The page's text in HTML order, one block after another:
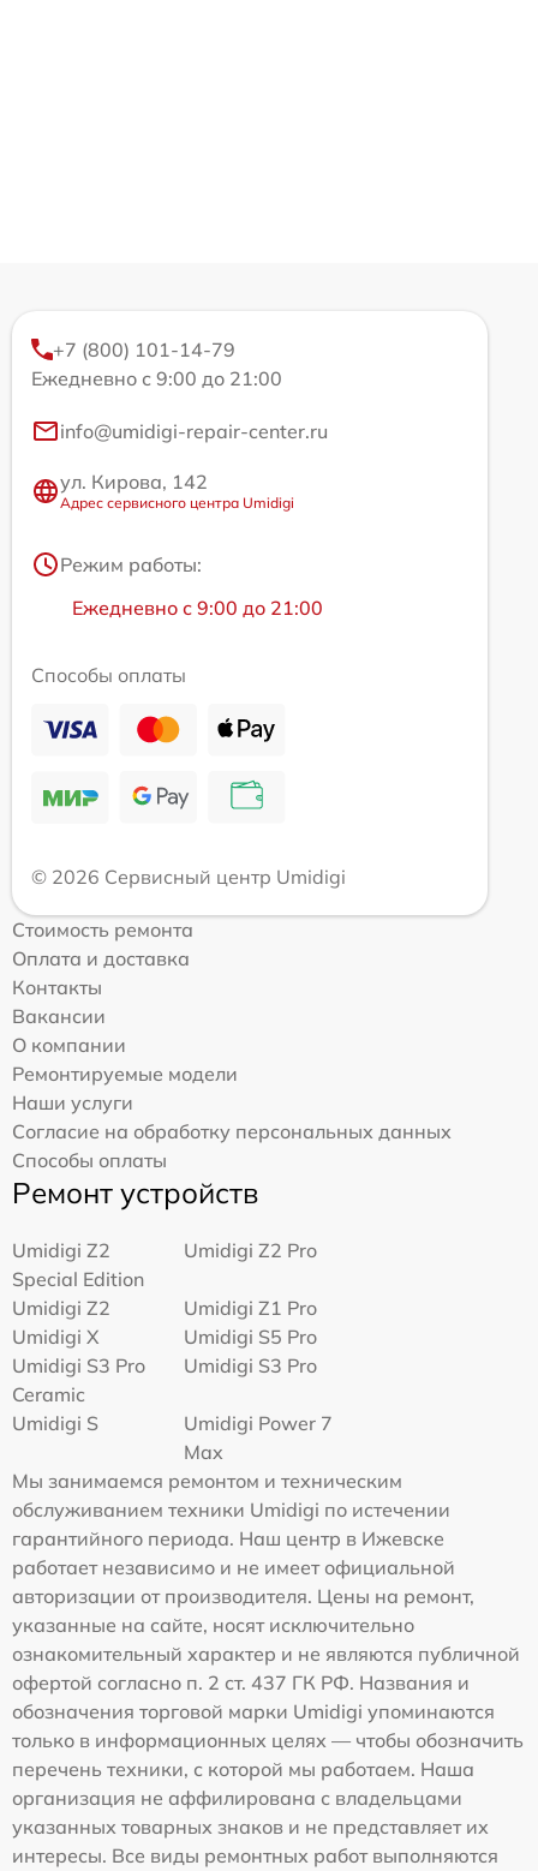
+7 (800) 101-14-79
Ежедневно с 9:00 до 21:00
info@umidigi-repair-center.ru
ул. Кирова, 142
Адрес сервисного центра Umidigi
Режим работы:
Ежедневно с 9:00 до 21:00
Способы оплаты
© 2026 Сервисный центр Umidigi
Стоимость ремонта
Оплата и доставка
Контакты
Вакансии
О компании
Ремонтируемые модели
Наши услуги
Согласие на обработку персональных данных
Способы оплаты
Ремонт устройств
Umidigi Z2
Special Edition
Umidigi Z2 Pro
Umidigi Z2
Umidigi Z1 Pro
Umidigi X
Umidigi S5 Pro
Umidigi S3 Pro
Ceramic
Umidigi S3 Pro
Umidigi S
Umidigi Power 7
Max
Мы занимаемся ремонтом и техническим
обслуживанием техники Umidigi по истечении
гарантийного периода. Наш центр в Ижевске
работает независимо и не имеет официальной
авторизации от производителя. Цены на ремонт,
указанные на сайте, носят исключительно
ознакомительный характер и не являются публичной
офертой согласно п. 2 ст. 437 ГК РФ. Названия и
обозначения торговой марки Umidigi упоминаются
только в информационных целях — чтобы обозначить
перечень техники, с которой мы работаем. Наша
организация не аффилирована с владельцами
указанных товарных знаков и не представляет их
интересы. Все виды ремонтных работ выполняются